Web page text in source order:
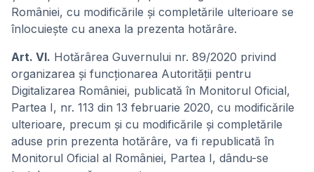
României, cu modificările și completările ulterioare se
înlocuiește cu anexa la prezenta hotărâre.
Art. VI. Hotărârea Guvernului nr. 89/2020 privind
organizarea şi funcţionarea Autorităţii pentru
Digitalizarea României, publicată în Monitorul Oficial,
Partea I, nr. 113 din 13 februarie 2020, cu modificările
ulterioare, precum și cu modificările și completările
aduse prin prezenta hotărâre, va fi republicată în
Monitorul Oficial al României, Partea I, dându-se